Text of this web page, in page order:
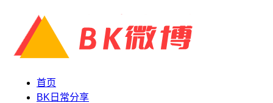
首页
BK日常分享